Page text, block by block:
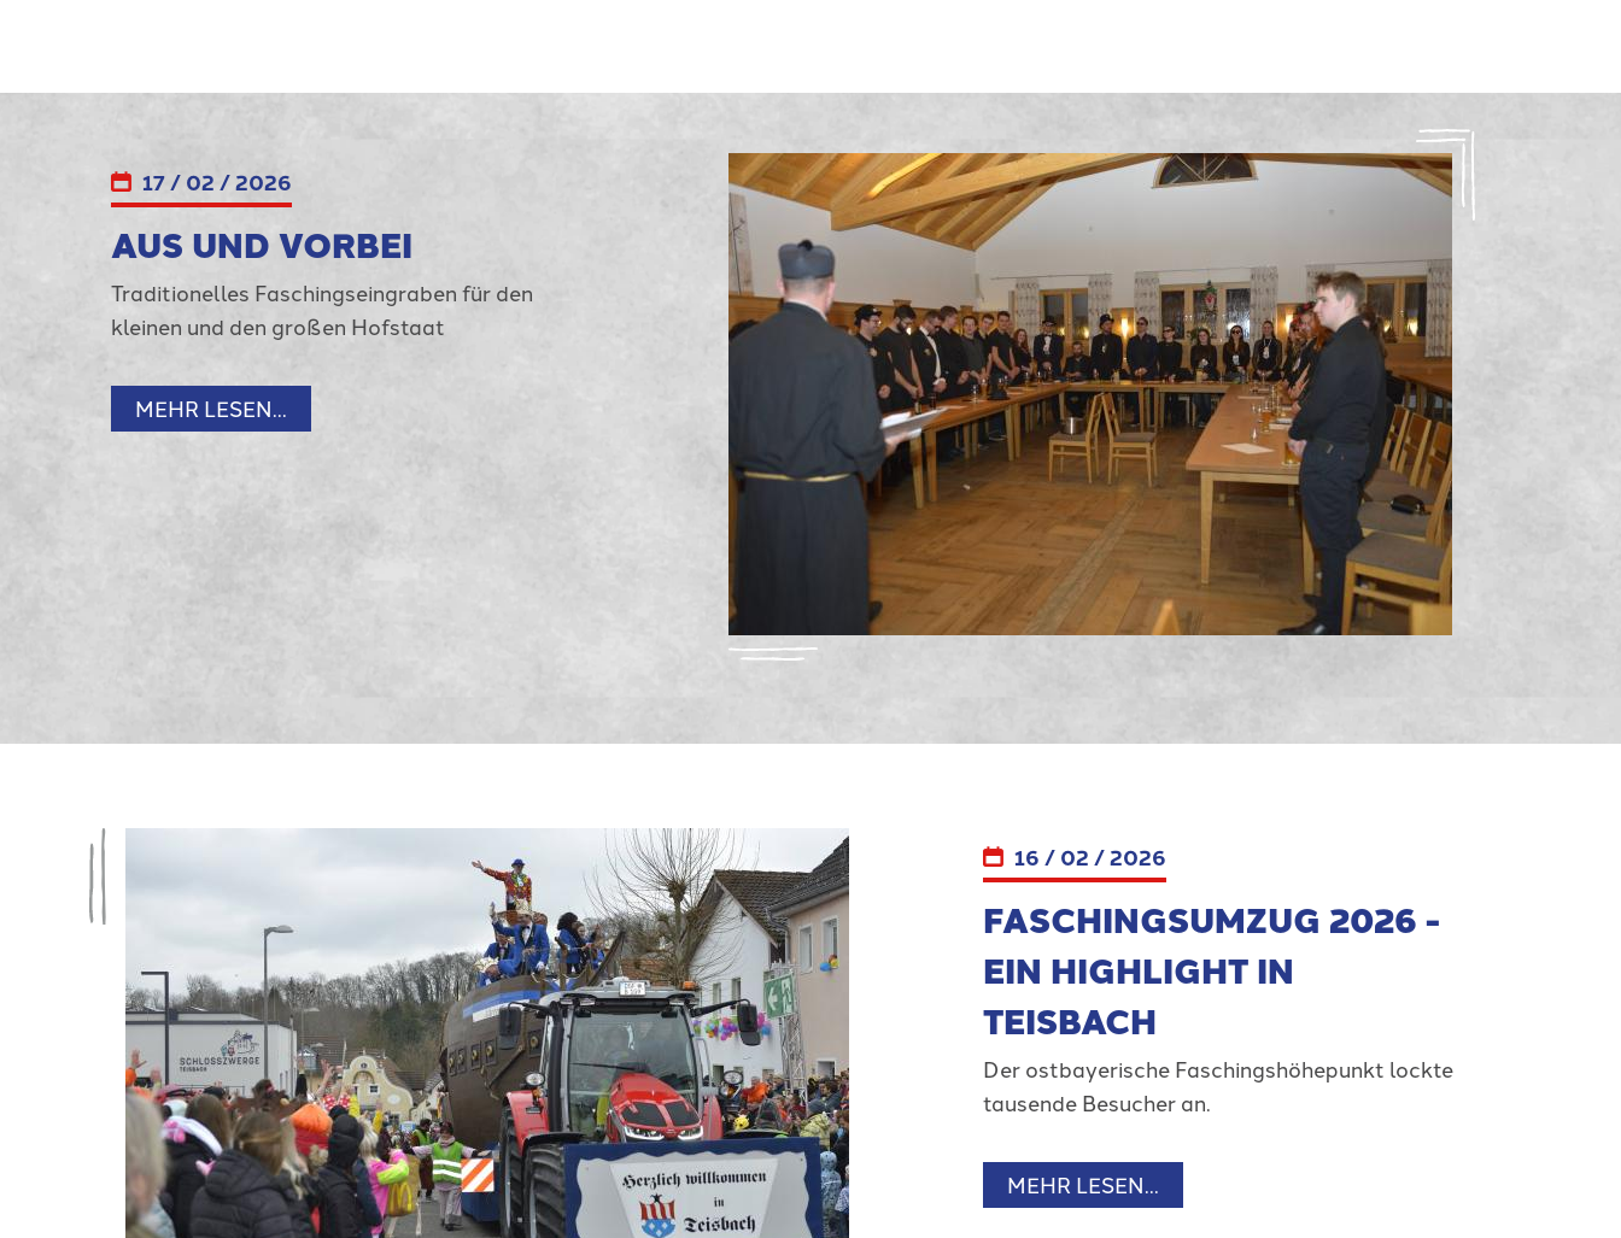
17 / 02 / 2026
AUS UND VORBEI
Traditionelles Faschingseingraben für den
kleinen und den großen Hofstaat
MEHR LESEN...
16 / 02 / 2026
FASCHINGSUMZUG 2026 -
EIN HIGHLIGHT IN
TEISBACH
Der ostbayerische Faschingshöhepunkt lockte
tausende Besucher an.
MEHR LESEN...